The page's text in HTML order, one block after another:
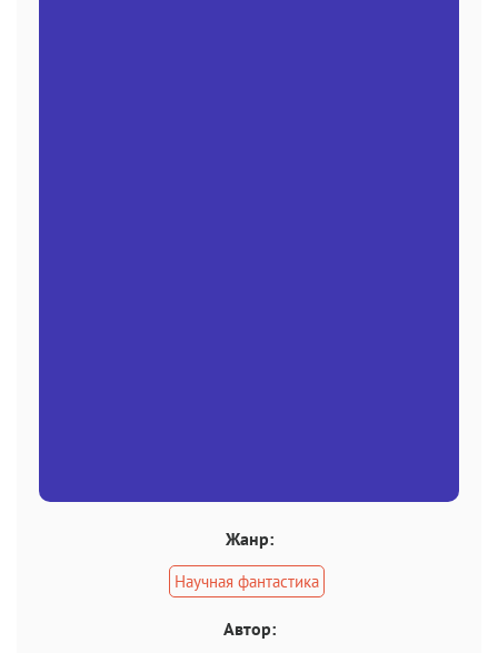
Жанр:
Научная фантастика
Автор: